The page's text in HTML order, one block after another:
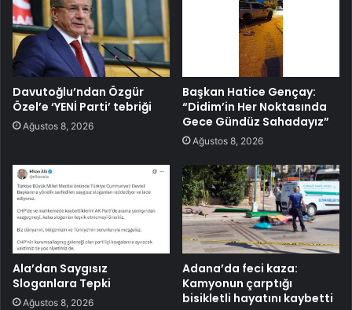
Davutoğlu’ndan Özgür
Özel’e ‘YENİ Parti’ tebriği
Ağustos 8, 2026
Başkan Hatice Gençay:
“Didim’in Her Noktasında
Gece Gündüz Sahadayız”
Ağustos 8, 2026
Ala’dan Saygısız
Sloganlara Tepki
Ağustos 8, 2026
Adana’da feci kaza:
Kamyonun çarptığı
bisikletli hayatını kaybetti